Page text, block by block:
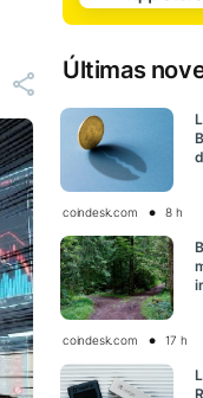
Últimas
coindesk.com 8 h
coindesk.com 17 h